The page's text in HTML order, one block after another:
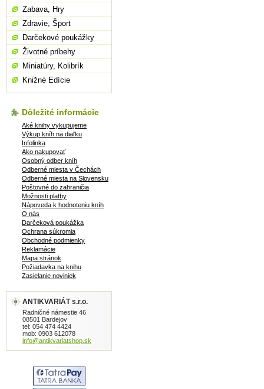
Zabava, Hry
Zdravie, Šport
Darčekové poukážky
Životné príbehy
Miniatúry, Kolibrík
Knižné Edície
Dôležité informácie
Aké knihy vykupujeme
Výkup kníh na diaľku
Infolinka
Ako nakupovať
Osobný odber kníh
Odberné miesta v Čechách
Odberné miesta na Slovensku
Poštovné do zahraničia
Možnosti platby
Nápoveda k hodnoteniu kníh
O nás
Darčeková poukážka
Ochrana súkromia
Obchodné podmienky
Reklamácie
Mapa stránok
Požiadavka na knihu
Zasielanie noviniek
ANTIKVARIÁT s.r.o.
Radničné námestie 46
08501 Bardejov
tel: 054 474 4424
mob: 0903 612078
info@antikvariatshop.sk